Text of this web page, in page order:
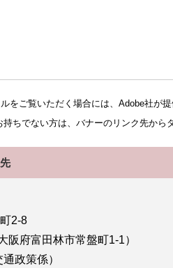
をご覧いただく場合には、Adobe社が提
持ちでない方は、バナーのリンク先から
2-8
府富田林市常盤町1-1）
通政策係）